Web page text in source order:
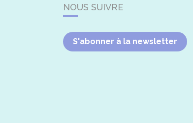
NOUS SUIVRE
S'abonner à la newsletter